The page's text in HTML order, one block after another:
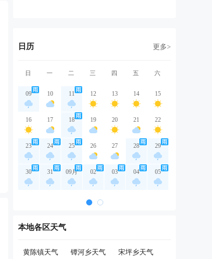
日历 更多>
日 一 二 三 四 五 六
09 10 11 12 13 14 15
16 17 18 19 20 21 22
23 24 25 26 27 28 29
30 31 09月 02 03 04 05
本地各区天气
黄陈镇天气 镡河乡天气
宋坪乡天气